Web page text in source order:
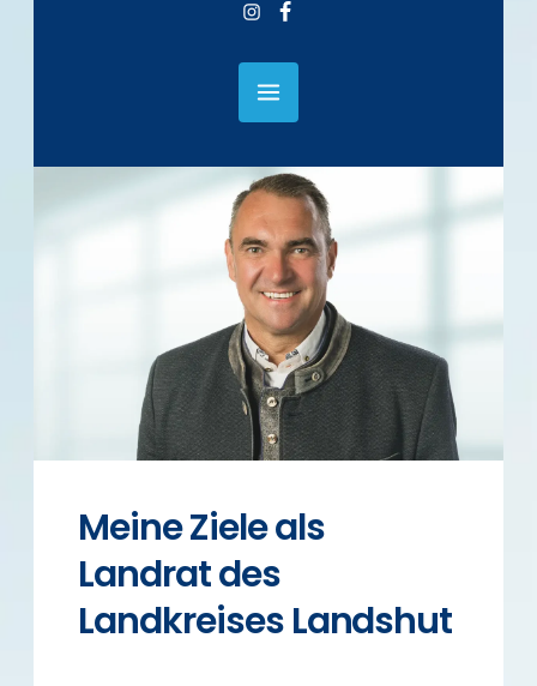
InstaFacebook
Meine Ziele als
Landrat des
Landkreises Landshut